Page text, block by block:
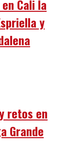
Cali la
y
retos en
Grande